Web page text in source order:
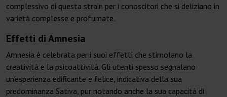
complessivo di questa strain per i conoscitori che si deliziano in
varietà complesse e profumate.
Effetti di Amnesia
Amnesia è celebrata per i suoi effetti che stimolano la
creatività e la psicoattività. Gli utenti spesso segnalano
un'esperienza edificante e felice, indicativa della sua
predominanza Sativa, pur notando anche la sua capacità di